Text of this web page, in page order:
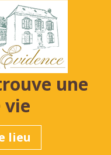
une
vie
lieu